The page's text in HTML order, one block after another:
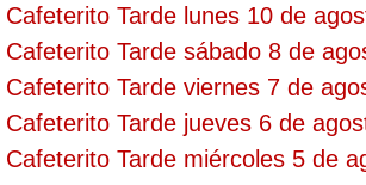
Cafeterito Tarde lunes 10 de
Cafeterito Tarde sábado 8 de
Cafeterito Tarde viernes 7 de
Cafeterito Tarde jueves 6 de
Cafeterito Tarde miércoles 5 de